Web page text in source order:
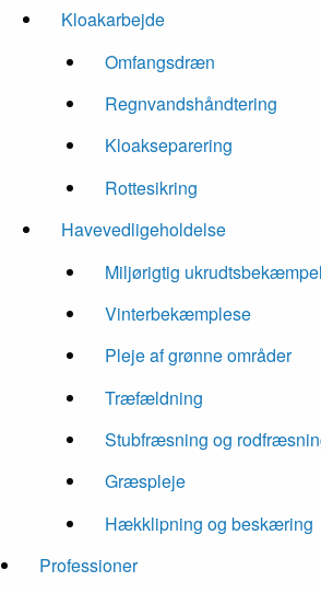
Kloakarbejde
Omfangsdræn
Regnvandshåndtering
Kloakseparering
Rottesikring
Havevedligeholdelse
Miljørigtig
Vinterbekæmplese
Pleje af grønne områder
Træfældning
Stubfræsning og
Græspleje
Hækklipning og beskæring
Professioner